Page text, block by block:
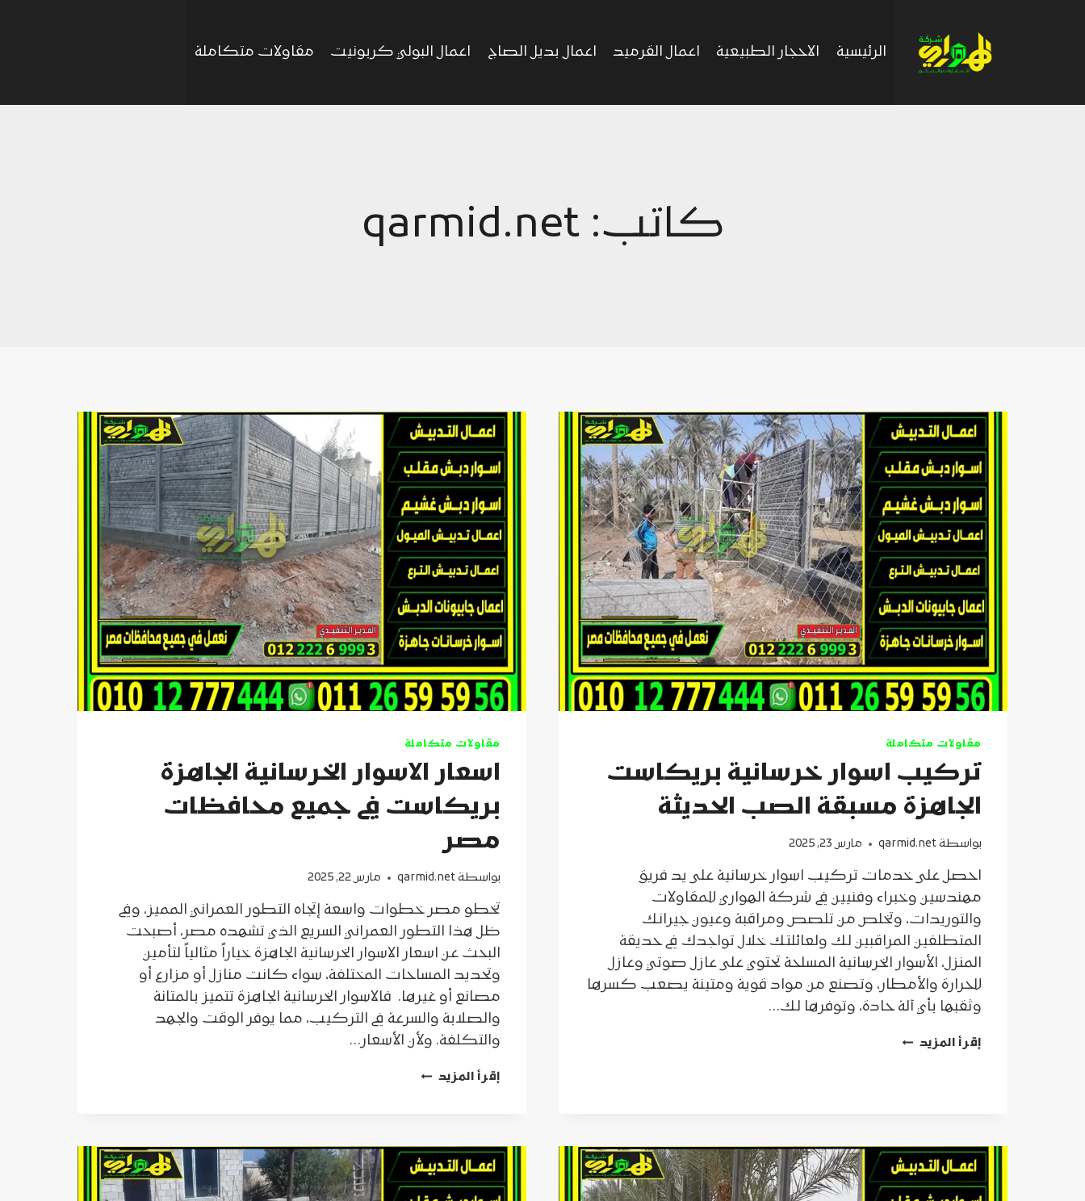
الرئيسية الاحجار الطبيعية اعمال القرميد اعمال بديل الصاج اعمال البولي كربونيت مقاولات متكاملة
كاتب: qarmid.net
مقاولات متكاملة
تركيب اسوار خرسانية بريكاست
الجاهزة مسبقة الصب الحديثة
بواسطةqarmid.net مارس 23, 2025
احصل على خدمات تركيب اسوار خرسانية على يد فريق
مهندسين وخبراء وفنيين في شركة الهواري للمقاولات
والتوريدات، وتخلص من تلصص ومراقبة وعيون جيرانك
المتطلفين المراقبين لك ولعائلتك خلال تواجدك في حديقة
المنزل، الأسوار الخرسانية المسلحة تحتوي على عازل صوتي وعازل
للحرارة والأمطار، وتصنع من مواد قوية ومتينة يصعب كسرها
وثقبها بأي آلة حادة، وتوفرها لك…
إقرأ المزيد تركيب
الحديثة
مقاولات متكاملة
اسعار الاسوار الخرسانية الجاهزة
بريكاست في جميع محافظات
مصر
بواسطةqarmid.net مارس 22, 2025
تخطو مصر خطوات واسعة إتجاه التطور العمراني المميز، وفي
ظل هذا التطور العمراني السريع الذي تشهده مصر، أصبحت
البحث عن اسعار الاسوار الخرسانية الجاهزة خياراً مثالياً لتأمين
وتحديد المساحات المختلفة، سواء كانت منازل أو مزارع أو
مصانع أو غيرها. فالاسوار الخرسانية الجاهزة تتميز بالمتانة
والصلابة والسرعة في التركيب، مما يوفر الوقت والجهد
والتكلفة. ولأن الأسعار…
إقرأ المزيد اسعار
في
جميع
محافظات